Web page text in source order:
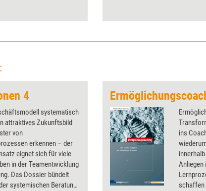
4
systematisch
attraktives Zukunftsbild
von
erkennen – der
eignet sich für viele
in der Teamentwicklung
Das Dossier bündelt
systemischen Beratung
ins
Anliegen